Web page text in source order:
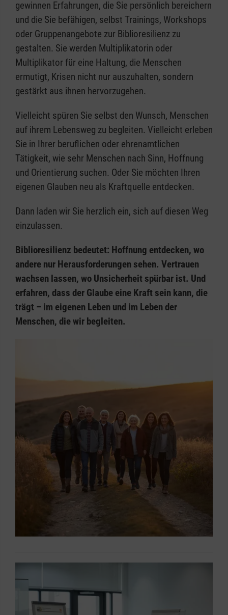
gewinnen Erfahrungen, die Sie persönlich bereichern
und die Sie befähigen, selbst Trainings, Workshops
oder Gruppenangebote zur Biblioresilienz zu
gestalten. Sie werden Multiplikatorin oder
Multiplikator für eine Haltung, die Menschen
ermutigt, Krisen nicht nur auszuhalten, sondern
gestärkt aus ihnen hervorzugehen.
Vielleicht spüren Sie selbst den Wunsch, Menschen
auf ihrem Lebensweg zu begleiten. Vielleicht erleben
Sie in Ihrer beruflichen oder ehrenamtlichen
Tätigkeit, wie sehr Menschen nach Sinn, Hoffnung
und Orientierung suchen. Oder Sie möchten Ihren
eigenen Glauben neu als Kraftquelle entdecken.
Dann laden wir Sie herzlich ein, sich auf diesen Weg
einzulassen.
Biblioresilienz bedeutet: Hoffnung entdecken, wo
andere nur Herausforderungen sehen. Vertrauen
wachsen lassen, wo Unsicherheit spürbar ist. Und
erfahren, dass der Glaube eine Kraft sein kann, die
trägt – im eigenen Leben und im Leben der
Menschen, die wir begleiten.